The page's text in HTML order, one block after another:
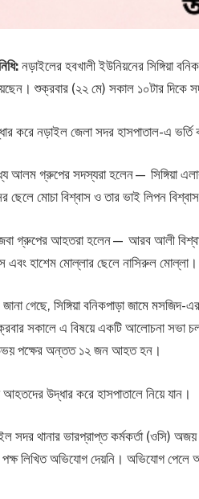
নড়াইলের হবখালী ইউনিয়নের সিঙ্গিয়া
শুক্রবার (২২ মে) সকাল ১০টার দিকে সদর
করে নড়াইল জেলা সদর হাসপাতাল-এ ভর্তি
আলম গ্রুপের সদস্যরা হলেন— সিঙ্গিয়া
ছেলে মোচা বিশ্বাস ও তার ভাই লিপন
গ্রুপের আহতরা হলেন— আরব আলী
এবং হাশেম মোল্লার ছেলে নাসিরুল মোল্লা।
গেছে, সিঙ্গিয়া বনিকপাড়া জামে
সকালে এ বিষয়ে একটি আলোচনা সভা
পক্ষের অন্তত ১২ জন আহত হন।
আহতদের উদ্ধার করে হাসপাতালে নিয়ে যান।
সদর থানার ভারপ্রাপ্ত কর্মকর্তা (ওসি)
লিখিত অভিযোগ দেয়নি। অভিযোগ